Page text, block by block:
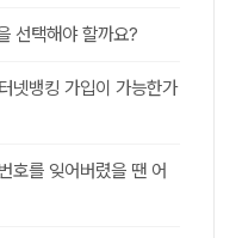
선택해야 할까요?
넷뱅킹 가입이 가능한가
호를 잊어버렸을 땐 어